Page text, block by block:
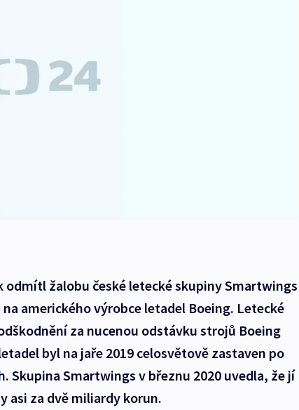
odmítl žalobu české letecké skupiny Smartwings
amerického výrobce letadel Boeing. Letecké
za nucenou odstávku strojů Boeing
byl na jaře 2019 celosvětově zastaven po
Skupina Smartwings v březnu 2020 uvedla, že jí
asi za dvě miliardy korun.